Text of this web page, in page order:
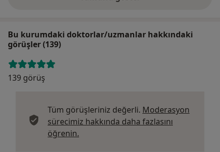
Bu kurumdaki doktorlar/uzmanlar hakkındaki
görüşler (139)
139 görüş
Tüm görüşleriniz değerli. Moderasyon
sürecimiz hakkında daha fazlasını
öğrenin.